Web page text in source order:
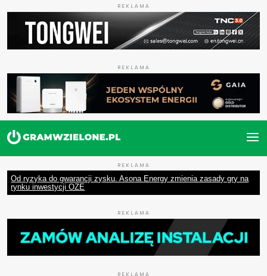
REKLAMA
REKLAMA
REKLAMA
Od ryzyka do gwarancji zysku. Asona Energy zmienia zasady gry na
rynku inwestycji OZE
REKLAMA
REKLAMA